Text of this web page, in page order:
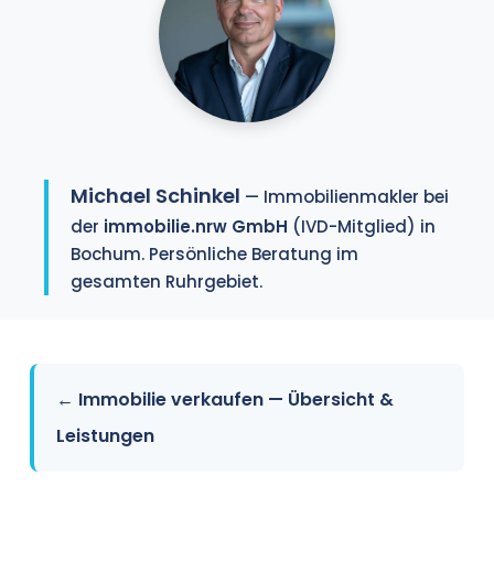
Michael Schinkel — Immobilienmakler bei
der immobilie.nrw GmbH (IVD-Mitglied) in
Bochum. Persönliche Beratung im
gesamten Ruhrgebiet.
← Immobilie verkaufen — Übersicht &
Leistungen